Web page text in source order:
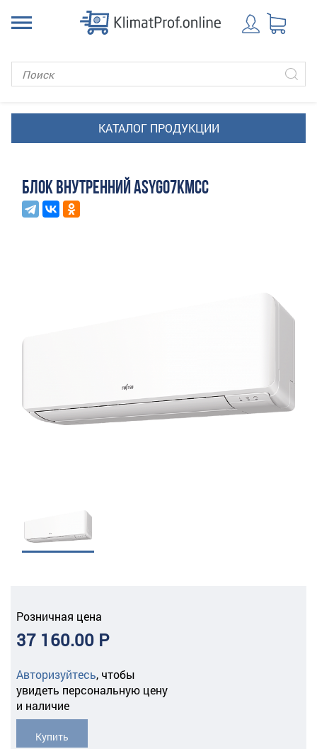
БЛОК ВНУТРЕННИЙ ASYG07KMCC
Розничная цена
37 160.00 Р
Авторизуйтесь, чтобы
увидеть персональную цену
и наличие
Купить